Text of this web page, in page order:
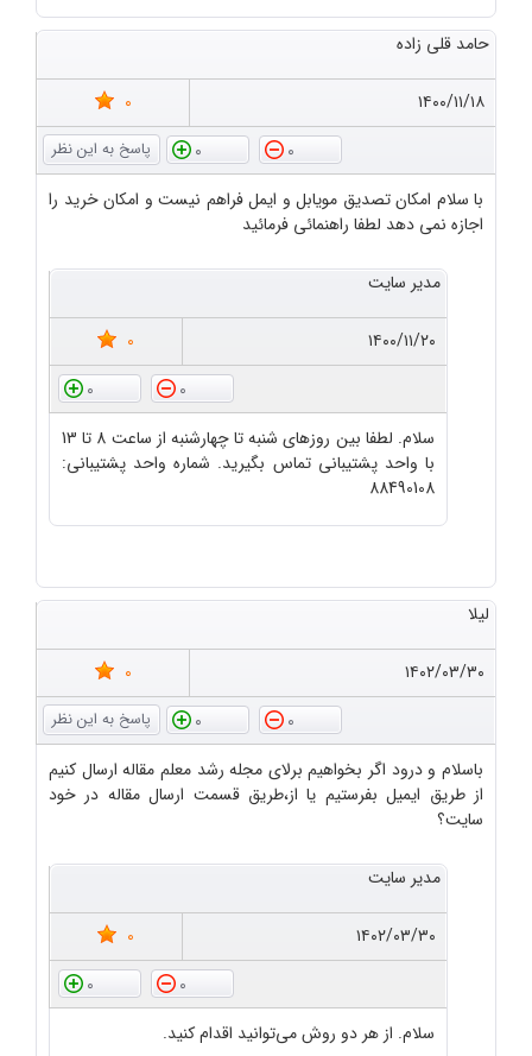
حامد قلی زاده
۱۴۰۰/۱۱/۱۸
0
0
0
با سلام امکان تصدیق مویابل و ایمل فراهم نیست و امکان خرید را
اجازه نمی دهد لطفا راهنمائی فرمائید
مدیر سایت
۱۴۰۰/۱۱/۲۰
0
0
0
سلام. لطفا بین روزهای شنبه تا چهارشنبه از ساعت 8 تا 13
با واحد پشتیبانی تماس بگیرید. شماره واحد پشتیبانی:
88490108
لیلا
۱۴۰۲/۰۳/۳۰
0
0
0
باسلام و درود اگر بخواهیم برلای مجله رشد معلم مقاله ارسال کنیم
از طریق ایمیل بفرستیم یا از،طریق قسمت ارسال مقاله در خود
سایت؟
مدیر سایت
۱۴۰۲/۰۳/۳۰
0
0
0
سلام. از هر دو روش می‌توانید اقدام کنید.